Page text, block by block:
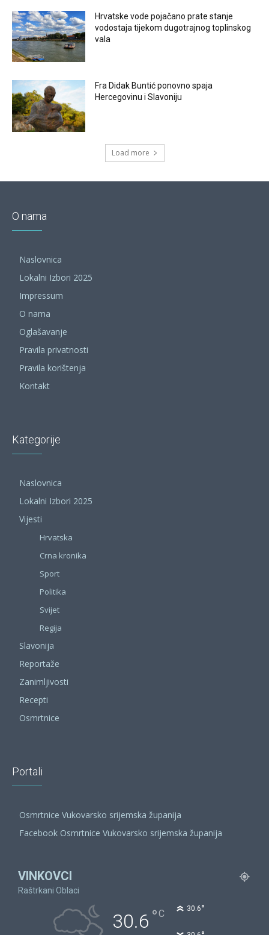
Hrvatske vode pojačano prate stanje
vodostaja tijekom dugotrajnog toplinskog
vala
Fra Didak Buntić ponovno spaja
Hercegovinu i Slavoniju
Load more
O nama
Naslovnica
Lokalni Izbori 2025
Impressum
O nama
Oglašavanje
Pravila privatnosti
Pravila korištenja
Kontakt
Kategorije
Naslovnica
Lokalni Izbori 2025
Vijesti
Hrvatska
Crna kronika
Sport
Politika
Svijet
Regija
Slavonija
Reportaže
Zanimljivosti
Recepti
Osmrtnice
Portali
Osmrtnice Vukovarsko srijemska županija
Facebook Osmrtnice Vukovarsko srijemska županija
VINKOVCI
Raštrkani Oblaci
30.6 °C 30.6°